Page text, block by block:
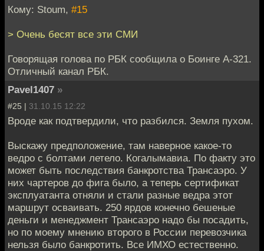
Кому: Stoum, #15
> Очень бесят все эти СМИ
Говорящая голова по РБК сообщила о Боинге А-321.
Отличный канал РБК.
Pavel1407 »
#25 | 31.10.15 12:22
Вроде как подтвердили, что разбился. Земля пухом.
Выскажу предположение, там наверное какое-то
ведро с болтами летело. Когалымавиа. По факту это
может быть последствия банкротства Трансаэро. У
них чартеров до фига было, а теперь сертификат
эксплуатанта отняли и стали разные ведра этот
маршрут осваивать. 250 ярдов конечно бешеные
деньги и менеджмент Трансаэро надо бы посадить,
но по моему мнению второго в России перевозчика
нельзя было банкротить. Все ИМХО естественно.